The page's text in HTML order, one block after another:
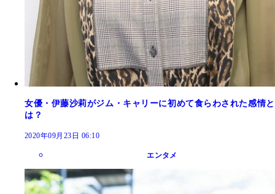
女優・伊藤沙莉がジム・キャリーに初めて食らわされた感情と
は？
2020年09月23日 06:10
エンタメ